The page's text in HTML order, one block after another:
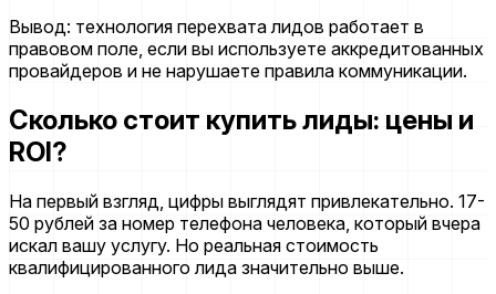
Вывод: технология перехвата лидов работает в
правовом поле, если вы используете аккредитованных
провайдеров и не нарушаете правила коммуникации.
Сколько стоит купить лиды: цены и
ROI?
На первый взгляд, цифры выглядят привлекательно. 17-
50 рублей за номер телефона человека, который вчера
искал вашу услугу. Но реальная стоимость
квалифицированного лида значительно выше.